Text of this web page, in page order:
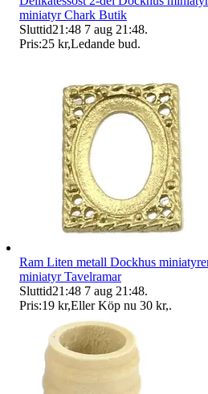
miniatyr Chark Butik
Sluttid21:48 7 aug 21:48.
Pris:25 kr,Ledande bud.
Ram Liten metall Dockhus
miniatyr Tavelramar
Sluttid21:48 7 aug 21:48.
Pris:19 kr,Eller Köp nu 30 kr,.